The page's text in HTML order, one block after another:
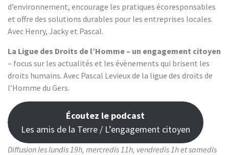
d’environnement, encourage les pratiques écoresponsables
et offre des solutions durables pour les entreprises locales.
Avec Henry, Jacky et Pascal.
La Ligue des Droits de l’Homme – un engagement citoyen
– focus sur les actualités et les évènements qui brisent les
droits humains. Avec Pascal Levieux de la ligue des droits de
l’Homme du Gers.
Écoutez le podcast
Les amis de la Terre / L’engagement citoyen
Diffusion les lundis 19h, mercredis 11h, vendredis 1h et samedis